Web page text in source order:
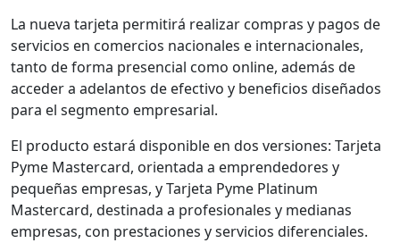
La nueva tarjeta permitirá realizar compras y pagos de
servicios en comercios nacionales e internacionales,
tanto de forma presencial como online, además de
acceder a adelantos de efectivo y beneficios diseñados
para el segmento empresarial.
El producto estará disponible en dos versiones: Tarjeta
Pyme Mastercard, orientada a emprendedores y
pequeñas empresas, y Tarjeta Pyme Platinum
Mastercard, destinada a profesionales y medianas
empresas, con prestaciones y servicios diferenciales.